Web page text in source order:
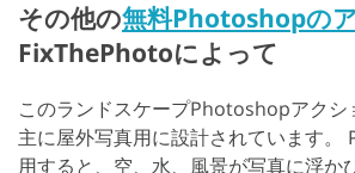
その他の無料Photoshopの
FixThePhotoによって
このランドスケープPhotoshopアクシ
主に屋外写真用に設計されています。
用すると、空、水、風景が写真に浮か